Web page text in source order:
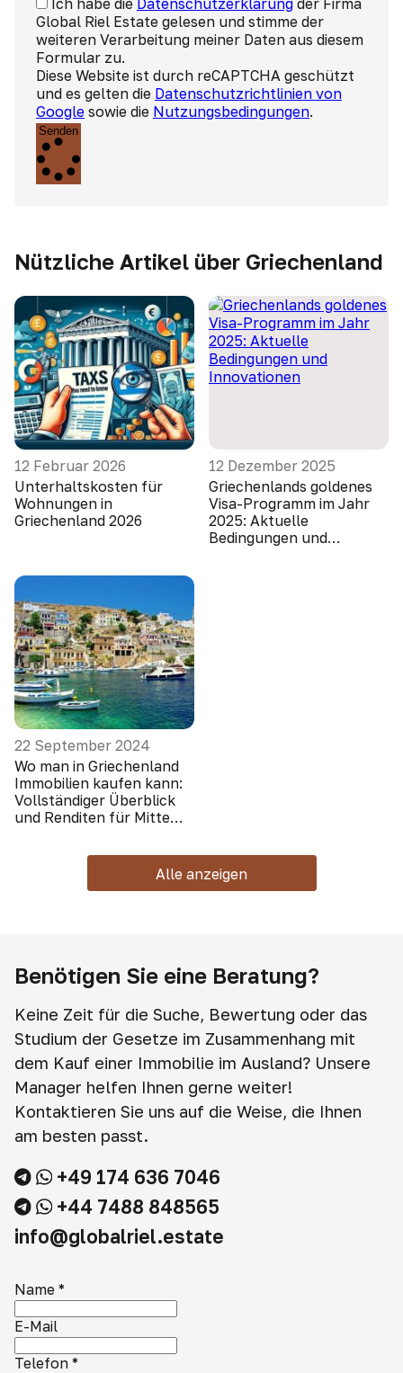
Ich habe die Datenschutzerklärung der Firma
Global Riel Estate gelesen und stimme der
weiteren Verarbeitung meiner Daten aus diesem
Formular zu.
Diese Website ist durch reCAPTCHA geschützt
und es gelten die Datenschutzrichtlinien von
Google sowie die Nutzungsbedingungen.
Senden
Nützliche Artikel über Griechenland
12 Februar 2026
Unterhaltskosten für
Wohnungen in
Griechenland 2026
12 Dezember 2025
Griechenlands goldenes
Visa-Programm im Jahr
2025: Aktuelle
Bedingungen und
22 September 2024
Wo man in Griechenland
Immobilien kaufen kann:
Vollständiger Überblick
und Renditen für Mitte
Alle anzeigen
Benötigen Sie eine Beratung?
Keine Zeit für die Suche, Bewertung oder das
Studium der Gesetze im Zusammenhang mit
dem Kauf einer Immobilie im Ausland? Unsere
Manager helfen Ihnen gerne weiter!
Kontaktieren Sie uns auf die Weise, die Ihnen
am besten passt.
+49 174 636 7046
+44 7488 848565
info@globalriel.estate
Name *
E-Mail
Telefon *